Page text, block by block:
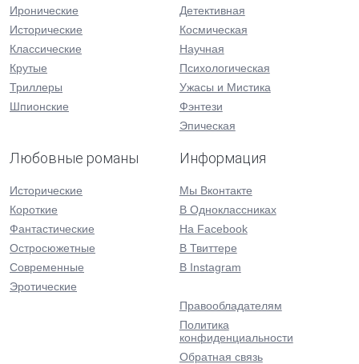
Иронические
Исторические
Классические
Крутые
Триллеры
Шпионские
Детективная
Космическая
Научная
Психологическая
Ужасы и Мистика
Фэнтези
Эпическая
Любовные романы
Исторические
Короткие
Фантастические
Остросюжетные
Современные
Эротические
Информация
Мы Вконтакте
В Одноклассниках
На Facebook
В Твиттере
В Instagram
Правообладателям
Политика
конфиденциальности
Обратная связь